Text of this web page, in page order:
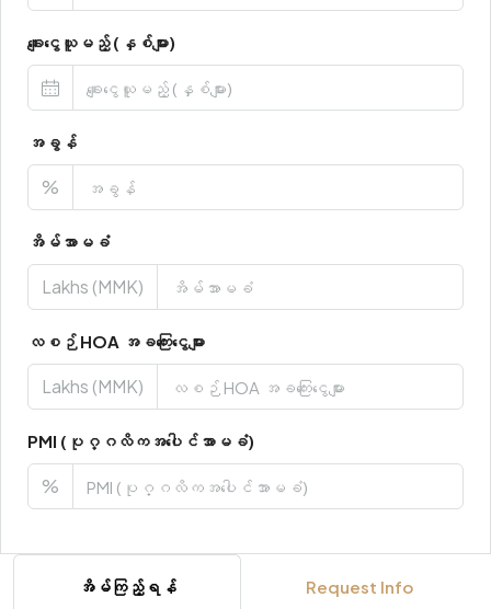
ချေးငွေယူမည့် (နှစ်များ)
အခွန်
%
အိမ်အာမခံ
Lakhs (MMK)
လစဉ် HOA အခကြေးငွေများ
Lakhs (MMK)
PMI (ပုဂ္ဂလိကအပေါင်အာမခံ)
%
အိမ်ကြည့်ရန် Request Info